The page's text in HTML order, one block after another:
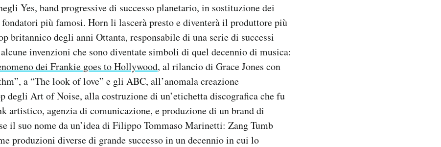
Yes, band progressive di successo planetario, in sostituzione dei
più famosi. Horn li lascerà presto e diventerà il produttore più
britannico degli anni Ottanta, responsabile di una serie di successi
invenzioni che sono diventate simboli di quel decennio di musica:
dei Frankie goes to Hollywood, al rilancio di Grace Jones con
a “The look of love” e gli ABC, all’anomala creazione
degli Art of Noise, alla costruzione di un’etichetta discografica che fu
artistico, agenzia di comunicazione, e produzione di un brand di
il suo nome da un’idea di Filippo Tommaso Marinetti: Zang Tumb
produzioni diverse di grande successo in un decennio in cui lo